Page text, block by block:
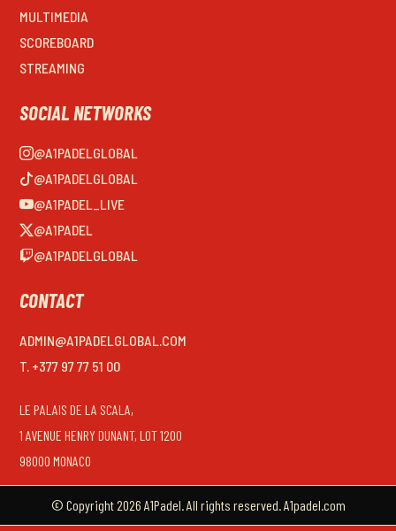
MULTIMEDIA
SCOREBOARD
STREAMING
SOCIAL NETWORKS
@A1PADELGLOBAL
@A1PADELGLOBAL
@A1PADEL_LIVE
@A1PADEL
@A1PADELGLOBAL
CONTACT
ADMIN@A1PADELGLOBAL.COM
T. +377 97 77 51 00
LE PALAIS DE LA SCALA,
1 AVENUE HENRY DUNANT, LOT 1200
98000 MONACO
© Copyright 2026 A1Padel. All rights reserved. A1padel.com